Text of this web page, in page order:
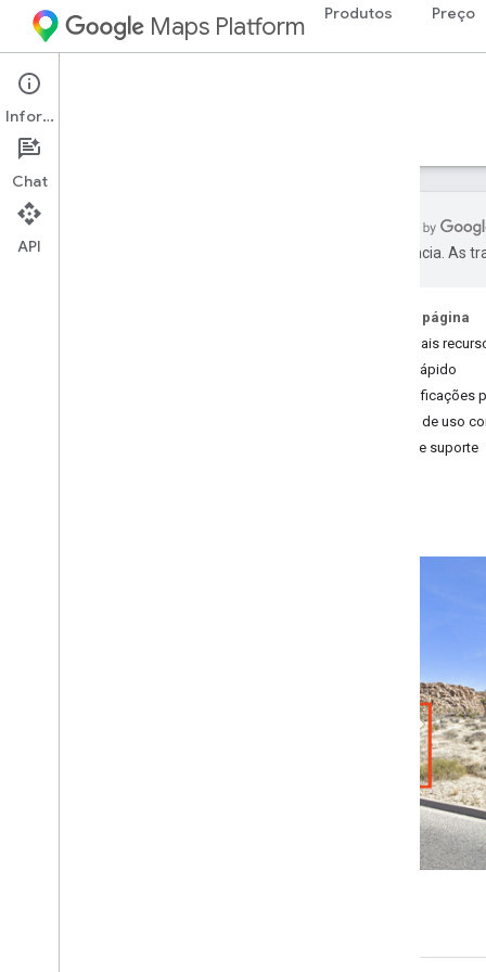
Maps Platform Produtos Preço
Street View Insights
Guias
preferência. As
Nesta página
Principais
Início rápido
Especificações
Casos de uso
Ajuda e suporte
Informações
Chat
API